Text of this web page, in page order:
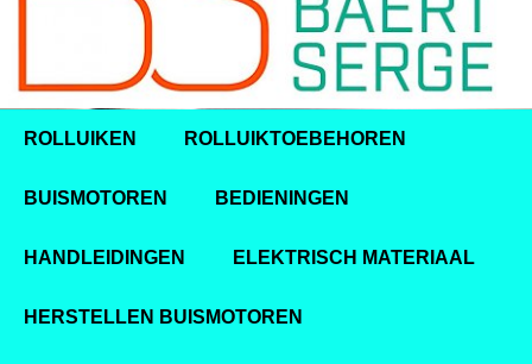
ROLLUIKEN ROLLUIKTOEBEHOREN
BUISMOTOREN BEDIENINGEN
HANDLEIDINGEN ELEKTRISCH MATERIAAL
HERSTELLEN BUISMOTOREN